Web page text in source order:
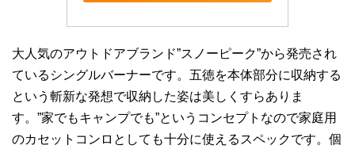
大人気のアウトドアブランド”スノーピーク”から発売され
ているシングルバーナーです。五徳を本体部分に収納する
という斬新な発想で収納した姿は美しくすらありま
す。”家でもキャンプでも”というコンセプトなので家庭用
のカセットコンロとしても十分に使えるスペックです。個